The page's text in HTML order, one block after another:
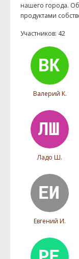
нашего города.
продуктами
Участников: 42
Валерий К.
Ладо Ш.
Евгений И.